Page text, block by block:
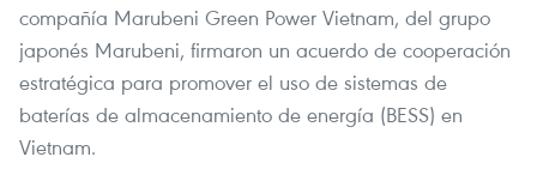
compañía Marubeni Green Power Vietnam, del grupo
japonés Marubeni, firmaron un acuerdo de cooperación
estratégica para promover el uso de sistemas de
baterías de almacenamiento de energía (BESS) en
Vietnam.